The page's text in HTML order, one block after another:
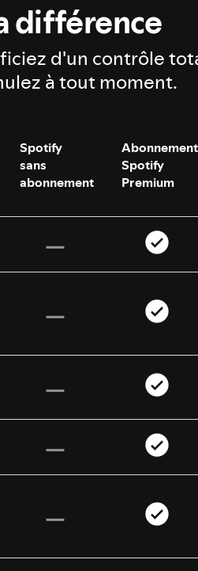
différence
d'un contrôle
à tout moment.
Spotify
sans
abonnement
Spotify
Premium